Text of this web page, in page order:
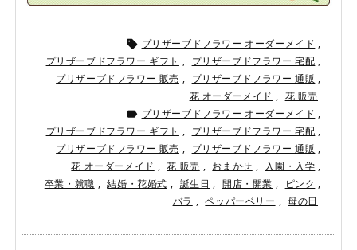
 プリザーブドフラワー オーダーメイド ,
プリザーブドフラワー ギフト , プリザーブドフラワー 宅配 ,
プリザーブドフラワー 販売 , プリザーブドフラワー 通販 ,
花 オーダーメイド , 花 販売
 プリザーブドフラワー オーダーメイド ,
プリザーブドフラワー ギフト , プリザーブドフラワー 宅配 ,
プリザーブドフラワー 販売 , プリザーブドフラワー 通販 ,
花 オーダーメイド , 花 販売 , おまかせ , 入園・入学 ,
卒業・就職 , 結婚・花婚式 , 誕生日 , 開店・開業 , ピンク ,
バラ , ペッパーベリー , 母の日